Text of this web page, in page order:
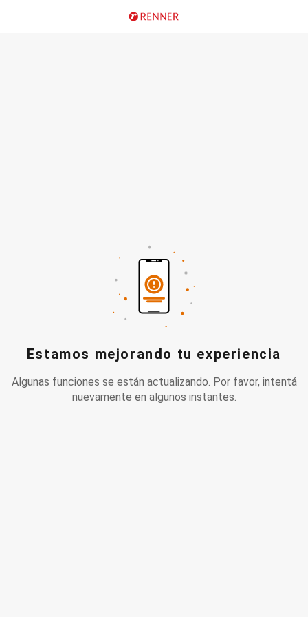
Estamos mejorando tu experiencia
Algunas funciones se están actualizando. Por favor, intentá
nuevamente en algunos instantes.